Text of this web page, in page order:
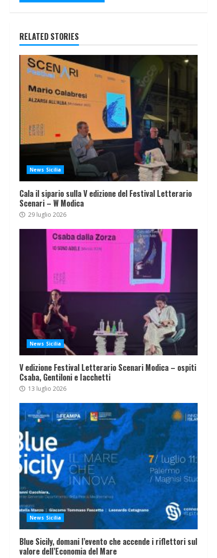
RELATED STORIES
News Sicilia
Cala il sipario sulla V edizione del Festival Letterario
Scenari – W Modica
29 luglio 2026
News Sicilia
V edizione Festival Letterario Scenari Modica – ospiti
Csaba, Gentiloni e Iacchetti
13 luglio 2026
News Sicilia
Blue Sicily, domani l’evento che accende i riflettori sul
valore dell’Economia del Mare